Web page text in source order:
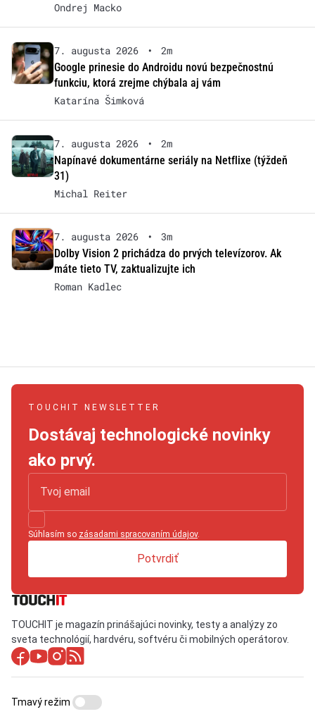
Ondrej Macko
7. augusta 2026 •
2m
Google prinesie do Androidu novú bezpečnostnú
funkciu, ktorá zrejme chýbala aj vám
Katarína Šimková
7. augusta 2026 •
2m
Napínavé dokumentárne seriály na Netflixe (týždeň
31)
Michal Reiter
7. augusta 2026 •
3m
Dolby Vision 2 prichádza do prvých televízorov. Ak
máte tieto TV, zaktualizujte ich
Roman Kadlec
TOUCHIT NEWSLETTER
Dostávaj technologické novinky
ako prvý.
Súhlasím so zásadami spracovaním údajov.
Potvrdiť
TOUCHIT je magazín prinášajúci novinky, testy a analýzy zo
sveta technológií, hardvéru, softvéru či mobilných operátorov.
Tmavý režim